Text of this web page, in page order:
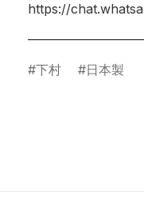
https://
下村 日本製